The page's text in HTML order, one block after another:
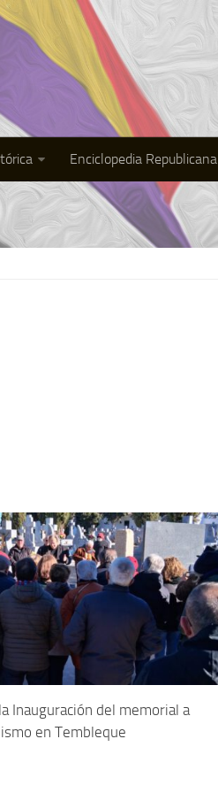
Enciclopedia Republicana
Inauguración del memorial a
en Tembleque